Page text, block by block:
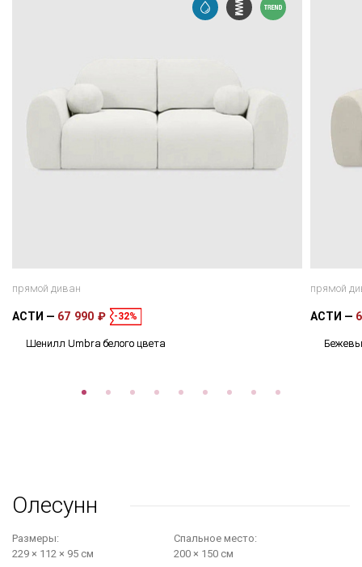
прямой диван
АСТИ 67 990 ₽ -32%
Шенилл Umbra белого цвета
прямой
АСТИ
Олесунн
Размеры:
229 × 112 × 95 см
Cпальное место:
200 × 150 см